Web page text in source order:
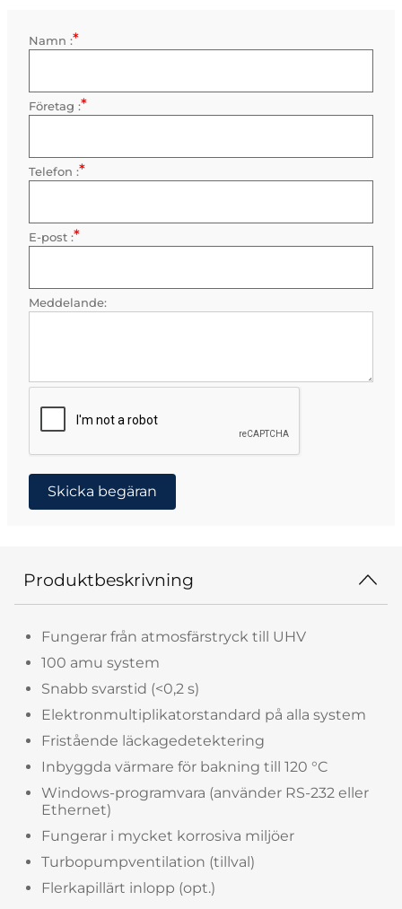
Kontaktinformation
Namn :*Obligatorisk
Företag :*Obligatorisk
Telefon :*Obligatorisk
E-post :*Obligatorisk
Meddelande:
Skicka begäran
Produktbeskrivning
Fungerar från atmosfärstryck till UHV
100 amu system
Snabb svarstid (<0,2 s)
Elektronmultiplikatorstandard på alla system
Fristående läckagedetektering
Inbyggda värmare för bakning till 120 °C
Windows-programvara (använder RS-232 eller
Ethernet)
Fungerar i mycket korrosiva miljöer
Turbopumpventilation (tillval)
Flerkapillärt inlopp (opt.)